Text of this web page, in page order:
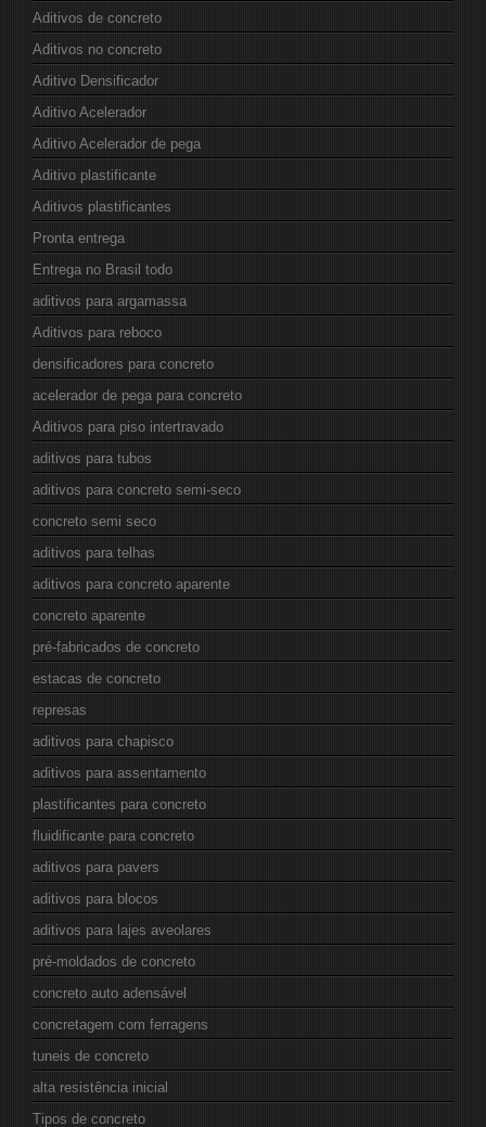
Aditivos de concreto
Aditivos no concreto
Aditivo Densificador
Aditivo Acelerador
Aditivo Acelerador de pega
Aditivo plastificante
Aditivos plastificantes
Pronta entrega
Entrega no Brasil todo
aditivos para argamassa
Aditivos para reboco
densificadores para concreto
acelerador de pega para concreto
Aditivos para piso intertravado
aditivos para tubos
aditivos para concreto semi-seco
concreto semi seco
aditivos para telhas
aditivos para concreto aparente
concreto aparente
pré-fabricados de concreto
estacas de concreto
represas
aditivos para chapisco
aditivos para assentamento
plastificantes para concreto
fluidificante para concreto
aditivos para pavers
aditivos para blocos
aditivos para lajes aveolares
pré-moldados de concreto
concreto auto adensável
concretagem com ferragens
tuneis de concreto
alta resistência inicial
Tipos de concreto